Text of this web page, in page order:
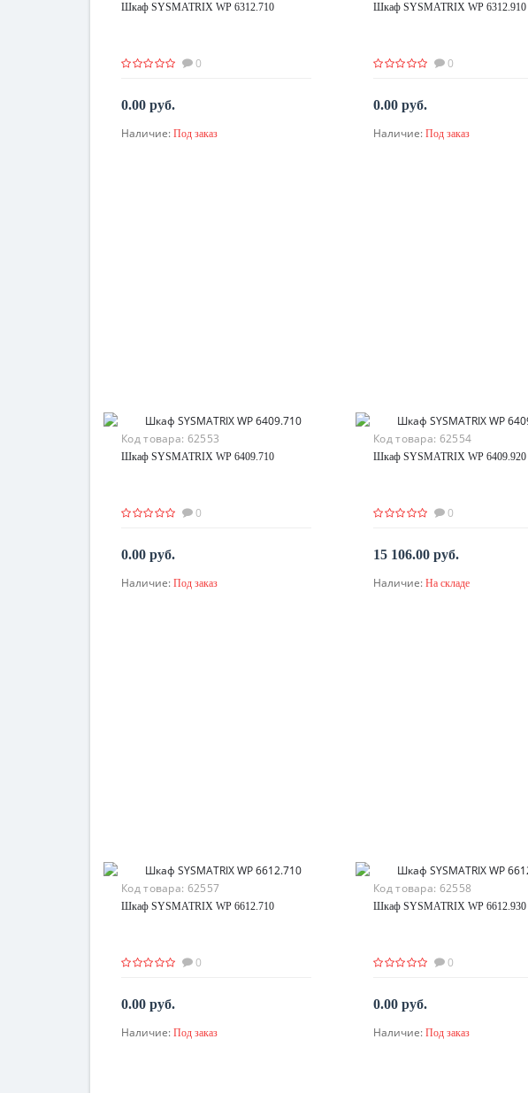
Шкаф SYSMATRIX WP 6312.710
0
0.00 руб.
По запросу
Наличие: Под заказ
Шкаф SYSMATRIX WP 6312.910
0
0.00 руб.
По запросу
Наличие: Под заказ
Код товара: 62553
Шкаф SYSMATRIX WP 6409.710
0
0.00 руб.
По запросу
Наличие: Под заказ
Код товара: 62554
Шкаф SYSMATRIX WP 6409.920
0
15 106.00 руб.
В корзину
Наличие: На складе
Код товара: 62557
Шкаф SYSMATRIX WP 6612.710
0
0.00 руб.
По запросу
Наличие: Под заказ
Код товара: 62558
Шкаф SYSMATRIX WP 6612.930
0
0.00 руб.
По запросу
Наличие: Под заказ